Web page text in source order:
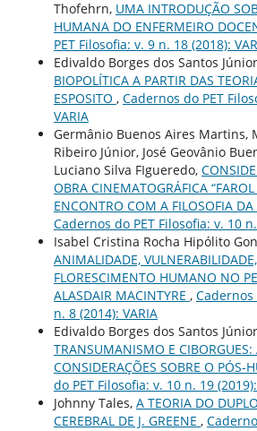
Thofehrn, UMA INTRODUÇÃO
HUMANA DO ENFERMEIRO
PET Filosofia: v. 9 n. 18 (2018):
Edivaldo Borges dos Santos
BIOPOLÍTICA A PARTIR DAS
ESPOSITO , Cadernos do PET
VARIA
Germânio Buenos Aires Martins,
Ribeiro Júnior, José Geovânio
Luciano Silva FIgueredo,
OBRA CINEMATOGRÁFICA
ENCONTRO COM A FILOSOFIA DA
Cadernos do PET Filosofia: v. 10
Isabel Cristina Rocha Hipólito
ANIMALIDADE,
FLORESCIMENTO HUMANO NO
ALASDAIR MACINTYRE , Cadernos
n. 8 (2014): VARIA
Edivaldo Borges dos Santos
TRANSUMANISMO E CIBORGUES:
CONSIDERAÇÕES SOBRE O PÓS-
do PET Filosofia: v. 10 n. 19
Johnny Tales, A TEORIA DO
CEREBRAL DE J. GREENE ,